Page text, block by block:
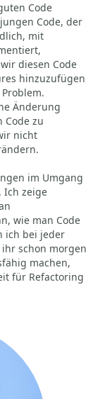
Code
Code, der
mit
diesen Code
hinzuzufügen
Änderung
Code zu
nicht
im Umgang
Ich zeige
wie man Code
ich bei jeder
schon morgen
machen,
für Refactoring